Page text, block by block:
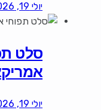
יולי 19, 2026
סלט
יולי 19, 2026